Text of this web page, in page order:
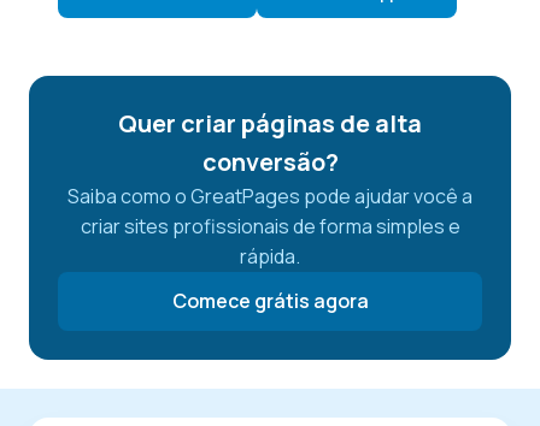
Quer criar páginas de alta
conversão?
Saiba como o GreatPages pode ajudar você a
criar sites profissionais de forma simples e
rápida.
Comece grátis agora